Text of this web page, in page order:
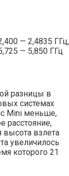
— 2,4835 ГГц,
— 5,850 ГГц
разницы в
системах
Mini меньше,
расстояние,
высота взлета
увеличилось
которого 21